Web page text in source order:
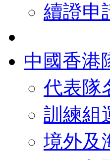
續證申
中國香港
代表隊
訓練組
境外及